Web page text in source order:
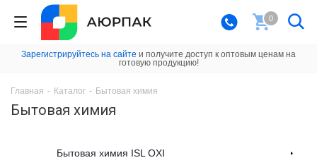
0
Зарегистрируйтесь на сайте и получите доступ к оптовым ценам на
готовую продукцию!
Главная - Каталог - Бытовая химия
Бытовая химия
Бытовая химия ISL OXI